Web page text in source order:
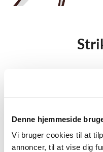
Denne hjemmeside
Vi bruger cookies til at
annoncer, til at vise dig
Strikkeklubben er
at være med i et
til BUSK-dagen.
Vi holder til i Sct
at have brød med til